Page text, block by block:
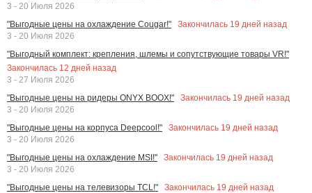
3 - 20 Июля 2026
"Выгодные цены на охлаждение Cougar!"
Закончилась 19 дней назад
3 - 20 Июля 2026
"Выгодный комплект: крепления, шлемы и сопутствующие товары VR!"
Закончилась 12 дней назад
3 - 27 Июля 2026
"Выгодные цены на ридеры ONYX BOOX!"
Закончилась 19 дней назад
3 - 20 Июля 2026
"Выгодные цены на корпуса Deepcool!"
Закончилась 19 дней назад
3 - 20 Июля 2026
"Выгодные цены на охлаждение MSI!"
Закончилась 19 дней назад
3 - 20 Июля 2026
"Выгодные цены на телевизоры TCL!"
Закончилась 19 дней назад